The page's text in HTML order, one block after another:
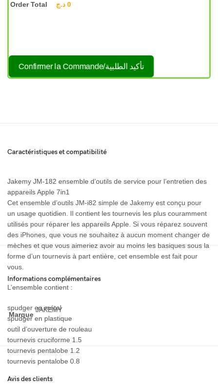
Order Total
0 د.ج
Confirmer la Commande/تأكيد الطلبية
Caractéristiques et compatibilité
Jakemy JM-182 ensemble d’outils de service pour l’entretien des
appareils Apple 7in1
Cet ensemble d’outils JM-i82 simple de Jakemy est conçu pour
un usage quotidien. Il contient les tournevis les plus couramment
utilisés pour réparer les appareils Apple. Si vous réparez souvent
des iPhones, que vous ne souhaitez à aucun moment changer de
mèches et que vous aimeriez avoir au moins les basiques sous la
forme d’un tournevis à part entière, cet ensemble est fait pour
vous.
L’ensemble contient :
spudger en métal
spudger en plastique
outil d’ouverture de rouleau
tournevis cruciforme 1.5
tournevis pentalobe 1.2
tournevis pentalobe 0.8
Informations complémentaires
Marque
JAKEMY
Avis des clients